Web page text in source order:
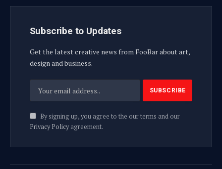
Subscribe to Updates
Get the latest creative news from FooBar about art,
design and business.
By signing up, you agree to the our terms and our
Privacy Policyagreement.